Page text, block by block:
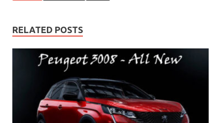
RELATED POSTS